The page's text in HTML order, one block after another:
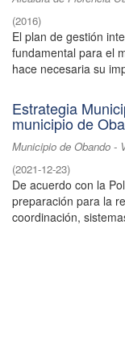
(2016)
El plan de gestión
fundamental para el
hace necesaria su
Estrategia
municipio de
Municipio de Obando -
(2021-12-23)
De acuerdo con la
preparación para la
coordinación,